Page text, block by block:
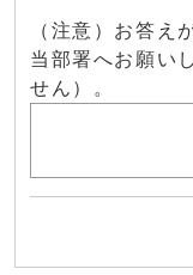
（注意）お答え
当部署へお願い
せん）。